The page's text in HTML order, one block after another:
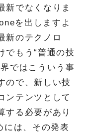
新でなくなりま
を出しますよ
新のテクノロ
でもう“普通の技
ではこういう事
ので、新しい技
ンテンツとして
する必要があり
には、その発表